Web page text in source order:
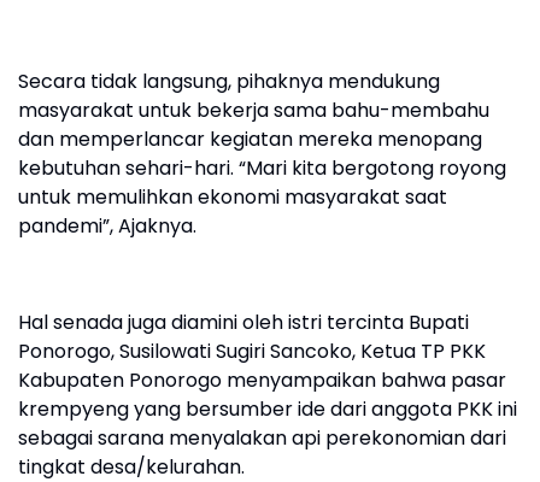
Secara tidak langsung, pihaknya mendukung
masyarakat untuk bekerja sama bahu-membahu
dan memperlancar kegiatan mereka menopang
kebutuhan sehari-hari. “Mari kita bergotong royong
untuk memulihkan ekonomi masyarakat saat
pandemi”, Ajaknya.
Hal senada juga diamini oleh istri tercinta Bupati
Ponorogo, Susilowati Sugiri Sancoko, Ketua TP PKK
Kabupaten Ponorogo menyampaikan bahwa pasar
krempyeng yang bersumber ide dari anggota PKK ini
sebagai sarana menyalakan api perekonomian dari
tingkat desa/kelurahan.